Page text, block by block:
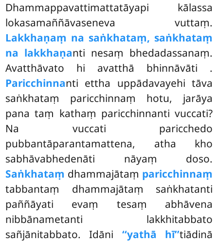
Dhammappavattimattatāyapi kālassa
lokasamaññāvaseneva vuttaṃ.
Lakkhaṇaṃ na saṅkhataṃ, saṅkhataṃ
na lakkhaṇanti nesaṃ bhedadassanaṃ.
Avatthāvato hi avatthā bhinnāvāti .
Paricchinnanti ettha uppādavayehi tāva
saṅkhataṃ paricchinnaṃ hotu, jarāya
pana taṃ kathaṃ paricchinnanti vuccati?
Na vuccati paricchedo
pubbantāparantamattena, atha kho
sabhāvabhedenāti nāyaṃ doso.
Saṅkhataṃ dhammajātaṃ paricchinnaṃ
tabbantaṃ dhammajātaṃ saṅkhatanti
paññāyati evaṃ tesaṃ abhāvena
nibbānametanti lakkhitabbato
sañjānitabbato. Idāni ‘‘yathā hī’’tiādinā